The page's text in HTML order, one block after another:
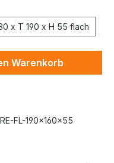
x T 190 x H 55 flach
Warenkorb
FL-190x160x55